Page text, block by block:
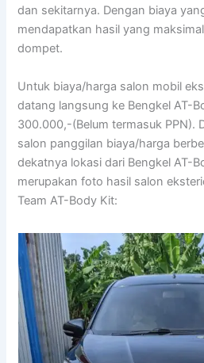
dan sekitarnya. Dengan biaya
mendapatkan hasil yang
dompet.
Untuk biaya/harga salon mobil
datang langsung ke Bengkel AT-
300.000,-(Belum termasuk PPN).
salon panggilan biaya/harga
dekatnya lokasi dari Bengkel AT-
merupakan foto hasil salon
Team AT-Body Kit: